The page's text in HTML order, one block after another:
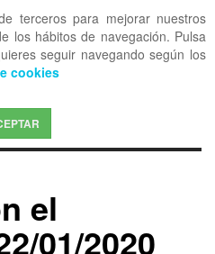
terceros para mejorar nuestros
los hábitos de navegación. Pulsa
seguir navegando según los
cookies
el
01/2020